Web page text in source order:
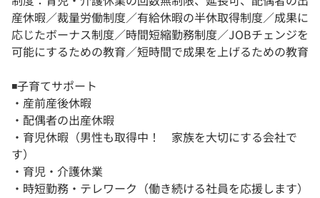
産休暇／裁量労働制度／有給休暇の半休取得制度／成果に
応じたボーナス制度／時間短縮勤務制度／JOBチェンジを
可能にするための教育／短時間で成果を上げるための教育
◾️子育てサポート
・産前産後休暇
・配偶者の出産休暇
・育児休暇（男性も取得中！ 家族を大切にする会社で
す）
・育児・介護休業
・時短勤務・テレワーク（働き続ける社員を応援します）